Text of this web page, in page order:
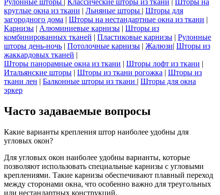
Рулонные шторы | Классические шторы из ткани | Шторы на
круглые окна из ткани | Льняные шторы | Шторы для
загородного дома | Шторы на нестандартные окна из ткани |
Карнизы | Алюминиевые карнизы | Шторы из
комбинированных тканей | Пластиковые карнизы | Рулонные
шторы день-ночь | Потолочные карнизы | Жалюзи| Шторы из
жаккардовых тканей |
Шторы панорамные окна из ткани | Шторы лофт из ткани |
Итальянские шторы | Шторы из ткани рогожка | Шторы из
ткани лен | Балконные шторы из ткани | Шторы для окна
эркер
Часто задаваемые вопросы
Какие варианты крепления штор наиболее удобны для
угловых окон?
Для угловых окон наиболее удобны варианты, которые
позволяют использовать специальные карнизы с угловыми
креплениями. Такие карнизы обеспечивают плавный переход
между сторонами окна, что особенно важно для треугольных
или нестандартных конструкций.